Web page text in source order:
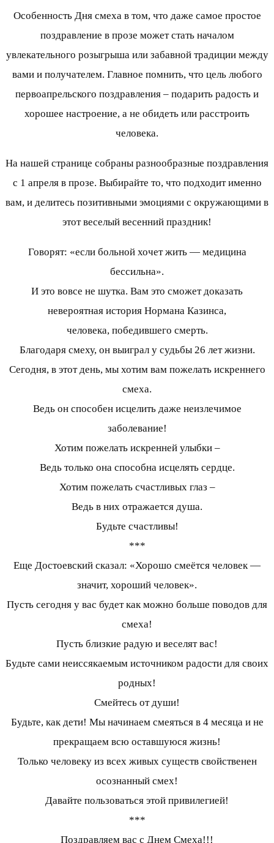
Особенность Дня смеха в том, что даже самое простое
поздравление в прозе может стать началом
увлекательного розыгрыша или забавной традиции между
вами и получателем. Главное помнить, что цель любого
первоапрельского поздравления – подарить радость и
хорошее настроение, а не обидеть или расстроить
человека.
На нашей странице собраны разнообразные поздравления
с 1 апреля в прозе. Выбирайте то, что подходит именно
вам, и делитесь позитивными эмоциями с окружающими в
этот веселый весенний праздник!
Говорят: «если больной хочет жить — медицина
бессильна».
И это вовсе не шутка. Вам это сможет доказать
невероятная история Нормана Казинса,
человека, победившего смерть.
Благодаря смеху, он выиграл у судьбы 26 лет жизни.
Сегодня, в этот день, мы хотим вам пожелать искреннего
смеха.
Ведь он способен исцелить даже неизлечимое
заболевание!
Хотим пожелать искренней улыбки –
Ведь только она способна исцелять сердце.
Хотим пожелать счастливых глаз –
Ведь в них отражается душа.
Будьте счастливы!
***
Еще Достоевский сказал: «Хорошо смеётся человек —
значит, хороший человек».
Пусть сегодня у вас будет как можно больше поводов для
смеха!
Пусть близкие радую и веселят вас!
Будьте сами неиссякаемым источником радости для своих
родных!
Смейтесь от души!
Будьте, как дети! Мы начинаем смеяться в 4 месяца и не
прекращаем всю оставшуюся жизнь!
Только человеку из всех живых существ свойственен
осознанный смех!
Давайте пользоваться этой привилегией!
***
Поздравляем вас с Днем Смеха!!!